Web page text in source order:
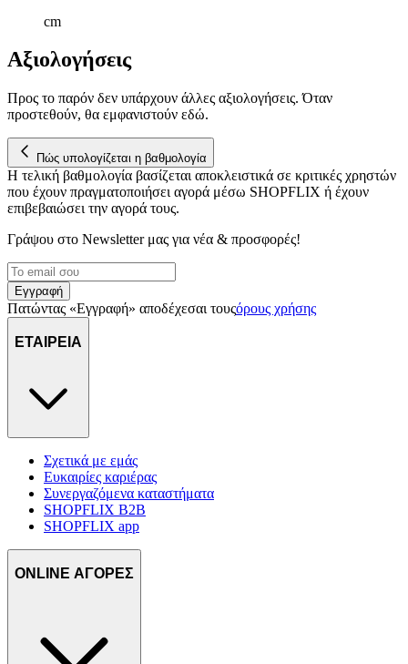
cm
Αξιολογήσεις
Προς το παρόν δεν υπάρχουν άλλες αξιολογήσεις. Όταν
προστεθούν, θα εμφανιστούν εδώ.
Πώς υπολογίζεται η βαθμολογία
Η τελική βαθμολογία βασίζεται αποκλειστικά σε κριτικές χρηστών
που έχουν πραγματοποιήσει αγορά μέσω SHOPFLIX ή έχουν
επιβεβαιώσει την αγορά τους.
Γράψου στο Νewsletter μας για νέα & προσφορές!
Εγγραφή
Πατώντας «Εγγραφή» αποδέχεσαι τουςόρους χρήσης
ΕΤΑΙΡΕΙΑ
Σχετικά με εμάς
Ευκαιρίες καριέρας
Συνεργαζόμενα καταστήματα
SHOPFLIX B2B
SHOPFLIX app
ONLINE ΑΓΟΡΕΣ